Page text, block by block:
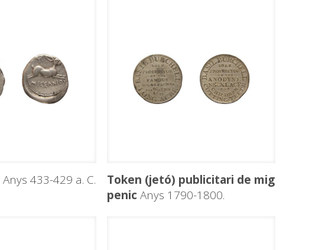
Anys 433-429 a. C.
Token (jetó) publicitari de mig
penic Anys 1790-1800.